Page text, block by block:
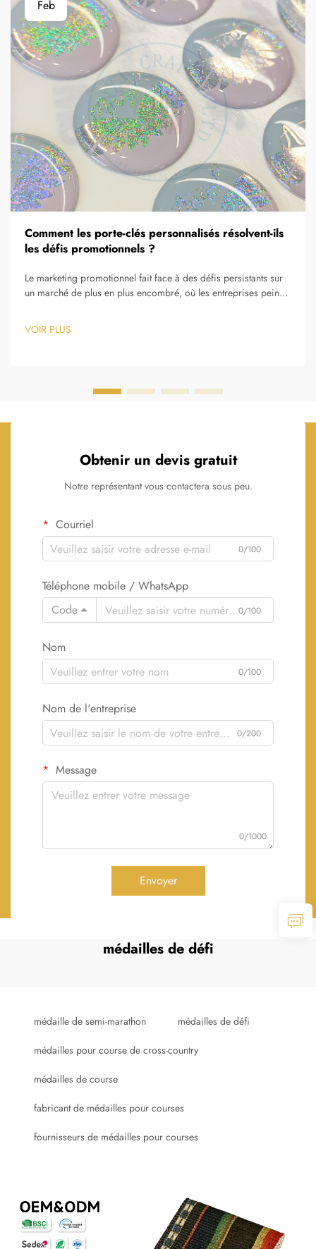
Feb
Comment les porte-clés personnalisés résolvent-ils
les défis promotionnels ?
Le marketing promotionnel fait face à des défis persistants sur
un marché de plus en plus encombré, où les entreprises peinent
budgets limités. Les méthodes publicitaires traditionnelles
échouent souvent à générer un engagement durable...
VOIR PLUS
Obtenir un devis gratuit
Notre représentant vous contactera sous peu.
Courriel
0/100
Téléphone mobile / WhatsApp
Code
0/100
Nom
0/100
Nom de l'entreprise
0/200
Message
0/1000
Envoyer
médailles de défi
médaille de semi-marathon médailles de défi
médailles pour course de cross-country
médailles de course
fabricant de médailles pour courses
fournisseurs de médailles pour courses